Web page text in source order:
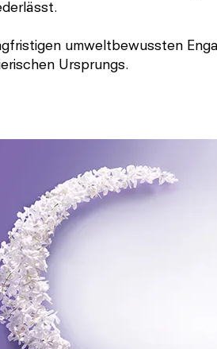
umweltbewussten
Ursprungs.